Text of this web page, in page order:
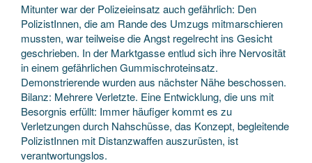
Mitunter war der Polizeieinsatz auch gefährlich: Den
PolizistInnen, die am Rande des Umzugs mitmarschieren
mussten, war teilweise die Angst regelrecht ins Gesicht
geschrieben. In der Marktgasse entlud sich ihre Nervosität
in einem gefährlichen Gummischroteinsatz.
Demonstrierende wurden aus nächster Nähe beschossen.
Bilanz: Mehrere Verletzte. Eine Entwicklung, die uns mit
Besorgnis erfüllt: Immer häufiger kommt es zu
Verletzungen durch Nahschüsse, das Konzept, begleitende
PolizistInnen mit Distanzwaffen auszurüsten, ist
verantwortungslos.